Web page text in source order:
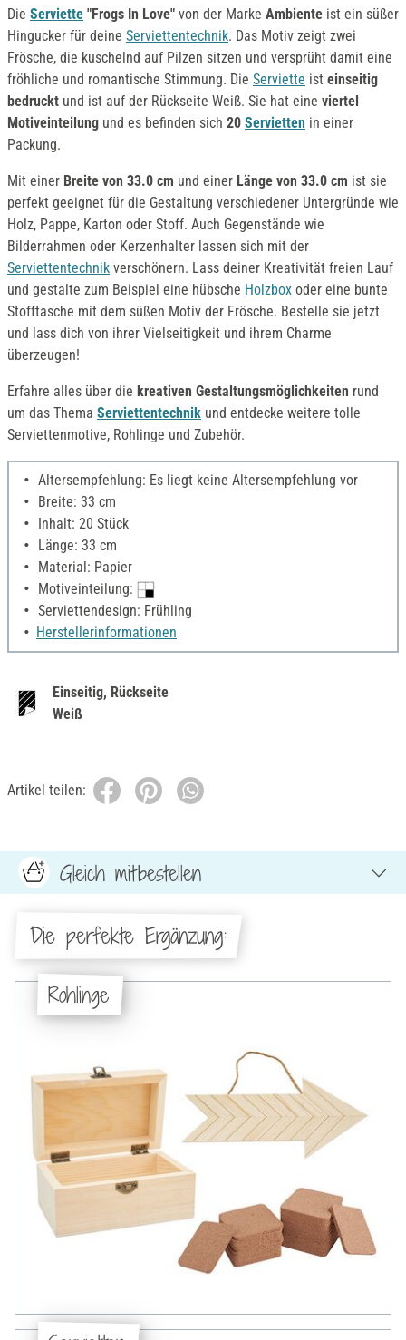
Die Serviette "Frogs In Love" von der Marke Ambiente ist ein süßer
Hingucker für deine Serviettentechnik. Das Motiv zeigt zwei
Frösche, die kuschelnd auf Pilzen sitzen und versprüht damit eine
fröhliche und romantische Stimmung. Die Serviette ist einseitig
bedruckt und ist auf der Rückseite Weiß. Sie hat eine viertel
Motiveinteilung und es befinden sich 20 Servietten in einer
Packung.
Mit einer Breite von 33.0 cm und einer Länge von 33.0 cm ist sie
perfekt geeignet für die Gestaltung verschiedener Untergründe wie
Holz, Pappe, Karton oder Stoff. Auch Gegenstände wie
Bilderrahmen oder Kerzenhalter lassen sich mit der
Serviettentechnik verschönern. Lass deiner Kreativität freien Lauf
und gestalte zum Beispiel eine hübsche Holzbox oder eine bunte
Stofftasche mit dem süßen Motiv der Frösche. Bestelle sie jetzt
und lass dich von ihrer Vielseitigkeit und ihrem Charme
überzeugen!
Erfahre alles über die kreativen Gestaltungsmöglichkeiten rund
um das Thema Serviettentechnik und entdecke weitere tolle
Serviettenmotive, Rohlinge und Zubehör.
Altersempfehlung: Es liegt keine Altersempfehlung vor
Breite: 33 cm
Inhalt: 20 Stück
Länge: 33 cm
Material: Papier
Motiveinteilung:
Serviettendesign: Frühling
Herstellerinformationen
Einseitig, Rückseite
Weiß
Artikel teilen:
Gleich mitbestellen
Die perfekte Ergänzung:
Rohlinge